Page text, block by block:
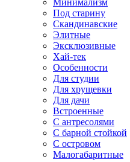
Минимализм
Под старину
Скандинавские
Элитные
Эксклюзивные
Хай-тек
Особенности
Для студии
Для хрущевки
Для дачи
Встроенные
С антресолями
С барной стойкой
С островом
Малогабаритные